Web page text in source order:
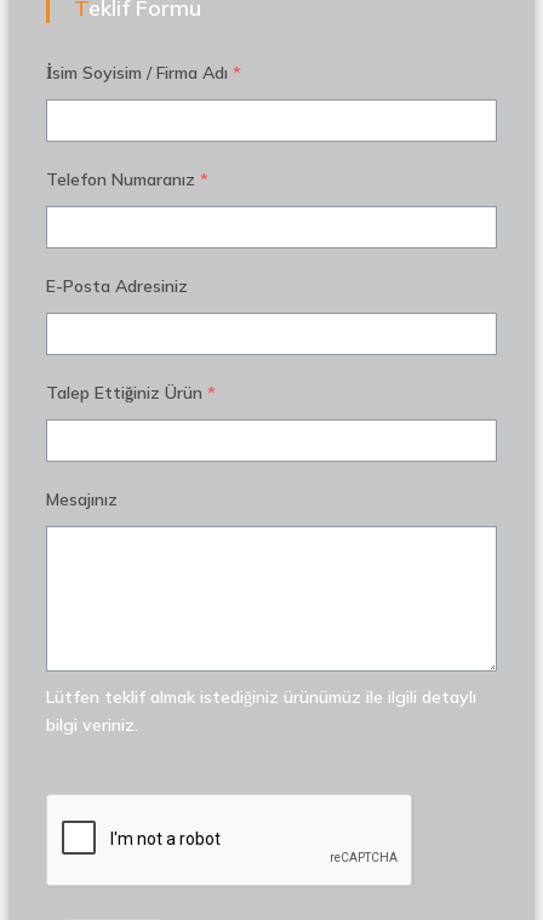
Teklif Formu
İsim Soyisim / Firma Adı *
Telefon Numaranız *
E-Posta Adresiniz
Talep Ettiğiniz Ürün *
Mesajınız
Lütfen teklif almak istediğiniz ürünümüz ile ilgili detaylı
bilgi veriniz.